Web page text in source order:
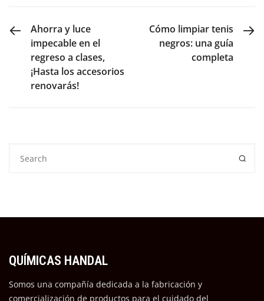
PREVIOUS POST
Ahorra y luce
impecable en el
regreso a clases,
¡Hasta los accesorios
renovarás!
NEXT POST
Cómo limpiar tenis
negros: una guía
completa
QUÍMICAS HANDAL
Somos una compañía dedicada a la fabricación y
comercialización de productos para el cuidado del